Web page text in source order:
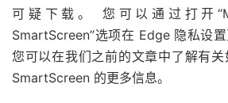
可疑下载。 您可以通过打开
SmartScreen”选项在 Edge 隐私设置
您可以在我们之前的文章中了解有
SmartScreen 的更多信息。